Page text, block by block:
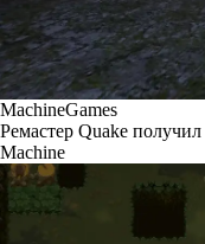
MachineGames
Ремастер Quake
Machine